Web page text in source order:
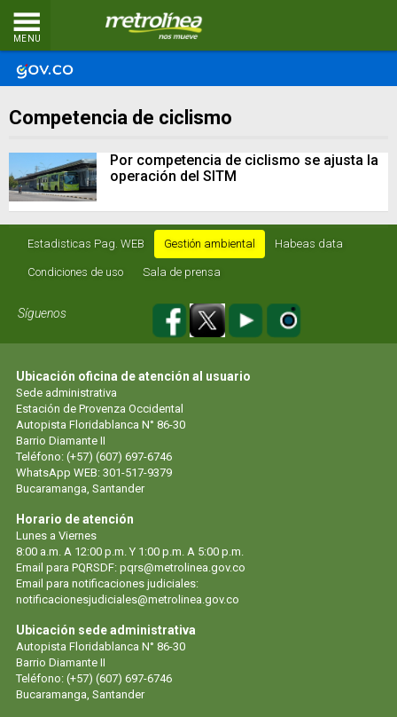
MENU
Competencia de ciclismo
Por competencia de ciclismo se ajusta la
operación del SITM
Estadisticas Pag. WEB Gestión ambiental Habeas data
Condiciones de uso Sala de prensa
Síguenos
Ubicación oficina de atención al usuario
Sede administrativa
Estación de Provenza Occidental
Autopista Floridablanca N° 86-30
Barrio Diamante II
Teléfono: (+57) (607) 697-6746
WhatsApp WEB: 301-517-9379
Bucaramanga, Santander
Horario de atención
Lunes a Viernes
8:00 a.m. A 12:00 p.m. Y 1:00 p.m. A 5:00 p.m.
Email para PQRSDF: pqrs@metrolinea.gov.co
Email para notificaciones judiciales:
notificacionesjudiciales@metrolinea.gov.co
Ubicación sede administrativa
Autopista Floridablanca N° 86-30
Barrio Diamante II
Teléfono: (+57) (607) 697-6746
Bucaramanga, Santander